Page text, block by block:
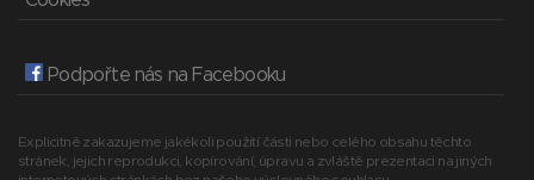
Podpořte nás na Facebooku
Explicitně zakazujeme jakékoli použití části nebo celého obsahu těchto
stránek, jejich reprodukci, kopírování, úpravu a zvláště prezentaci na jiných